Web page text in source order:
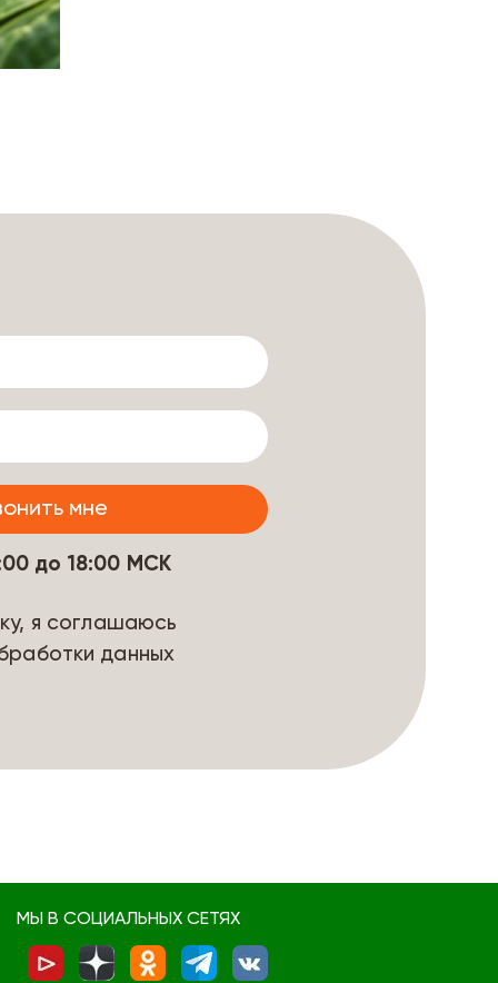
до 18:00 МСК
я соглашаюсь
данных
МЫ В СОЦИАЛЬНЫХ СЕТЯХ